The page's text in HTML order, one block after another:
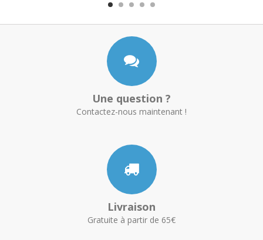
Une question ?
Contactez-nous maintenant !
Livraison
Gratuite à partir de 65€